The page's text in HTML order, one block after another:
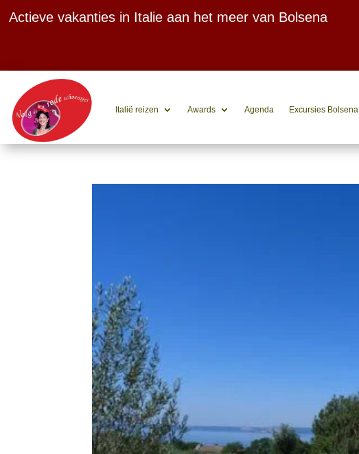
Actieve vakanties in Italie aan het meer van Bolsena
Italië reizen Awards Agenda Excursies Bolsena